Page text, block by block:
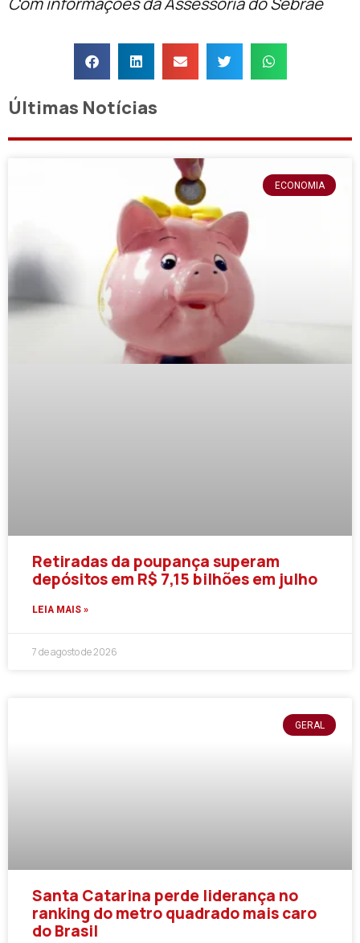
Últimas Notícias
ECONOMIA
Retiradas da poupança superam
depósitos em R$ 7,15 bilhões em julho
LEIA MAIS »
7 de agosto de 2026
GERAL
Santa Catarina perde liderança no
ranking do metro quadrado mais caro
do Brasil